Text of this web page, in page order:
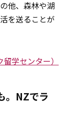
他、森林や湖
を送ることが
学センター）
。NZでラ